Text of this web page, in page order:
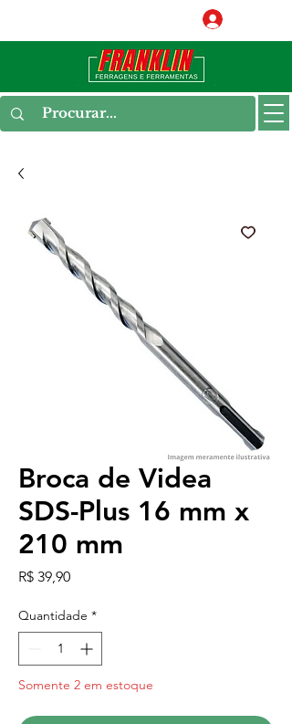
Broca de Videa
SDS-Plus 16 mm x
210 mm
R$ 39,90Preço
Quantidade *
Somente 2 em estoque